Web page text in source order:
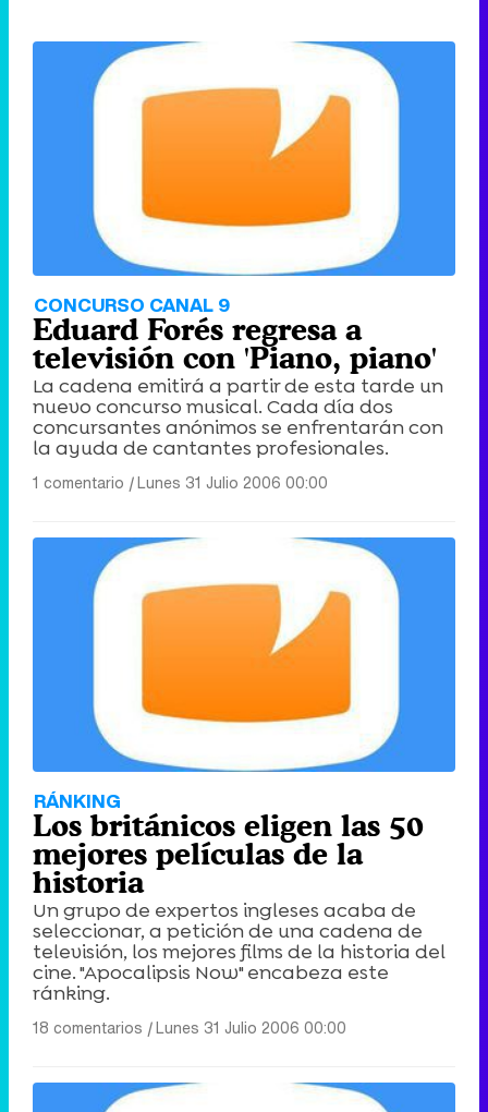
CONCURSO CANAL 9
Eduard Forés regresa a
televisión con 'Piano, piano'
La cadena emitirá a partir de esta tarde un
nuevo concurso musical. Cada día dos
concursantes anónimos se enfrentarán con
la ayuda de cantantes profesionales.
1 comentario |Lunes 31 Julio 2006 00:00
RÁNKING
Los británicos eligen las 50
mejores películas de la
historia
Un grupo de expertos ingleses acaba de
seleccionar, a petición de una cadena de
televisión, los mejores films de la historia del
cine. "Apocalipsis Now" encabeza este
ránking.
18 comentarios |Lunes 31 Julio 2006 00:00